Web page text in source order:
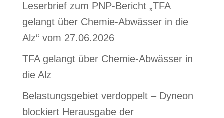
Leserbrief zum PNP-Bericht „TFA
gelangt über Chemie-Abwässer in die
Alz“ vom 27.06.2026
TFA gelangt über Chemie-Abwässer in
die Alz
Belastungsgebiet verdoppelt – Dyneon
blockiert Herausgabe der